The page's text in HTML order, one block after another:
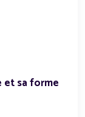
et sa forme